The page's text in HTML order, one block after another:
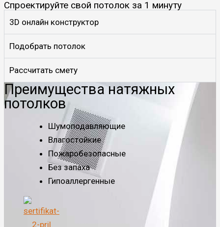
Спроектируйте свой потолок за 1 минуту
3D онлайн конструктор
Подобрать потолок
Рассчитать смету
Преимущества натяжных
потолков
Шумоподавляющие
Влагостойкие
Пожаробезопасные
Без запаха
Гипоаллергенные